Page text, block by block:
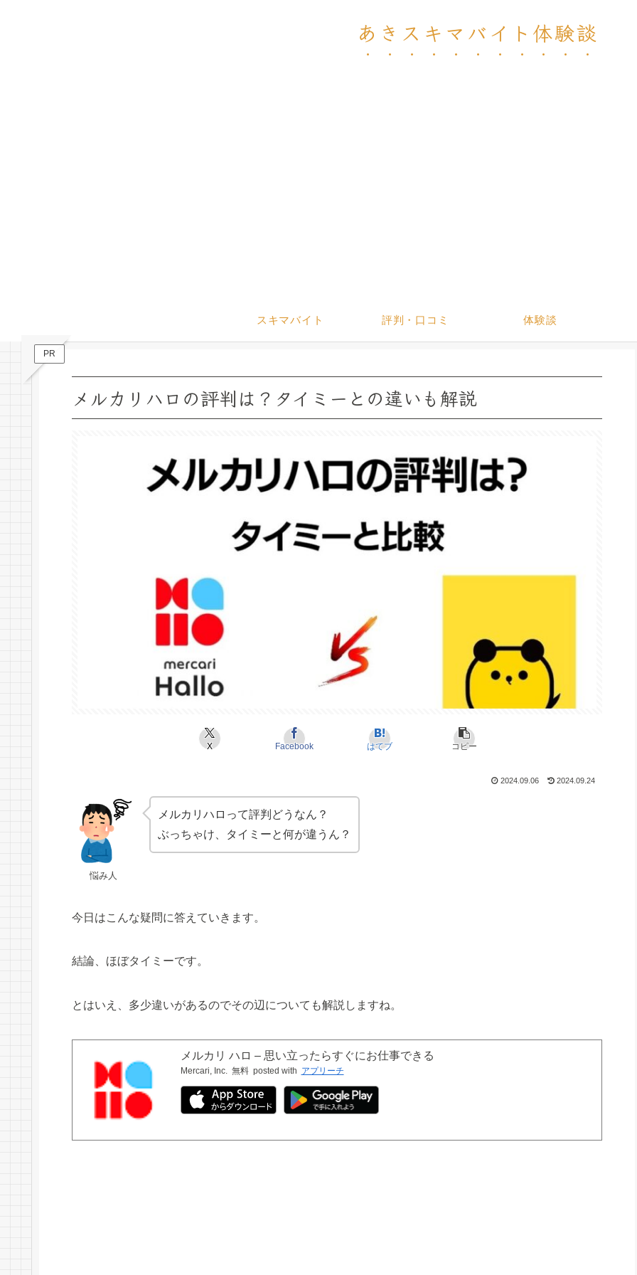
あきスキマバイト体験談
スキマバイト 評判・口コミ 体験談
PR
メルカリハロの評判は？タイミーとの違いも解説
X Facebook はてブ コピー
2024.09.06 2024.09.24
悩み人
メルカリハロって評判どうなん？
ぶっちゃけ、タイミーと何が違うん？
今日はこんな疑問に答えていきます。
結論、ほぼタイミーです。
とはいえ、多少違いがあるのでその辺についても解説しますね。
メルカリ ハロ – 思い立ったらすぐにお仕事できる
Mercari, Inc. 無料 posted with アプリーチ